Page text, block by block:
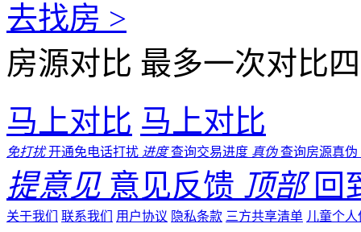
去找房 >
房源对比 最多一次对比
马上对比 马上对比
免打扰 开通免电话打扰 进度 查询交易进度 真伪 查询房源真伪
提意见 意见反馈 顶部 回
关于我们 联系我们 用户协议 隐私条款 三方共享清单 儿童个